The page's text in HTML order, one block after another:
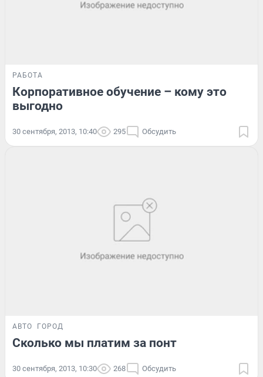
РАБОТА
Корпоративное обучение – кому это
выгодно
30 сентября, 2013, 10:40 295 Обсудить
АВТО ГОРОД
Сколько мы платим за понт
30 сентября, 2013, 10:30 268 Обсудить